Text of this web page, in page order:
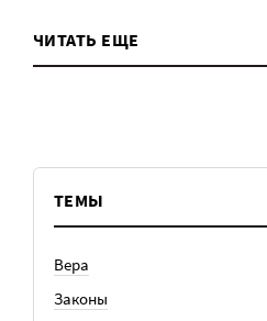
ЧИТАТЬ ЕЩЕ
ТЕМЫ
Вера
Законы